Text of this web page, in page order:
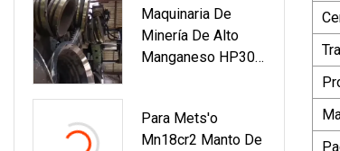
Trituradora Piezas
De Desgaste
Fundido Para
Trituradora De
Minería
Maquinaria De
Minería De Alto
Manganeso HP300
Piezas De
Desgaste Piezas
Para Mets'o
Mn18cr2 Manto De